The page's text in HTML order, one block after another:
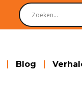
Blog